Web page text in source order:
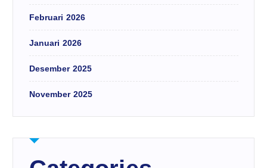
Februari 2026
Januari 2026
Desember 2025
November 2025